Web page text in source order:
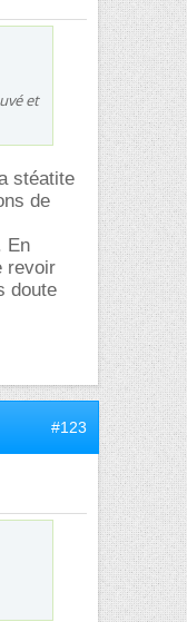
et
stéatite
de
En
revoir
doute
#123